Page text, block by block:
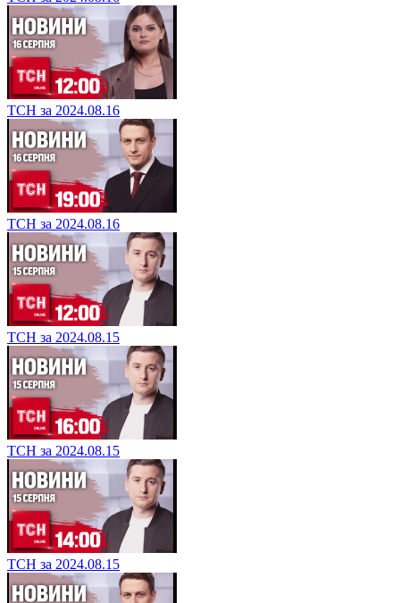
ТСН за 2024.08.16
ТСН за 2024.08.16
ТСН за 2024.08.15
ТСН за 2024.08.15
ТСН за 2024.08.15